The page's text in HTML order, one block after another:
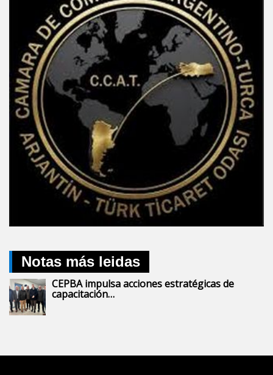
Notas más leidas
CEPBA impulsa acciones estratégicas de
capacitación…